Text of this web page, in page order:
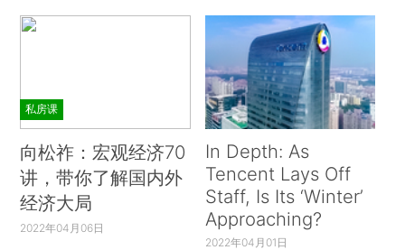
私房课
向松祚：宏观经济70
讲，带你了解国内外
经济大局
2022年04月06日
In Depth: As
Tencent Lays Off
Staff, Is Its ‘Winter’
Approaching?
2022年04月01日